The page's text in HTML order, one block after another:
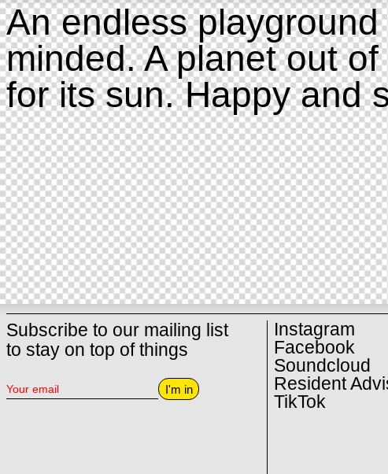
An endless
minded. A planet out
for its sun. Happy and
Subscribe to our mailing list
to stay on top of things
I'm in
Instagram
Facebook
Soundcloud
Resident
TikTok